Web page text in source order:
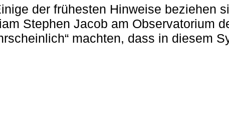
der frühesten Hinweise beziehen
Stephen Jacob am Observatorium
machten, dass in diesem